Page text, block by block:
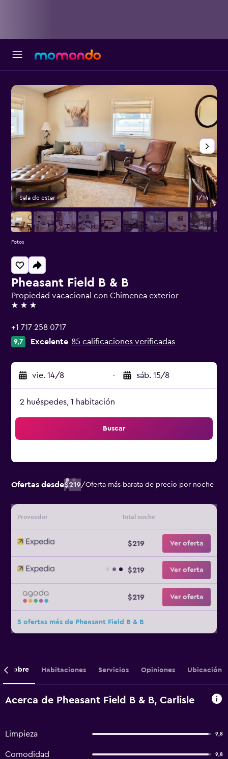
Pheasant Field B & B
Propiedad vacacional con Chimenea exterior
3 estrellas
+1 717 258 0717
9,7 Excelente 85 calificaciones verificadas
vie. 14/8 - sáb. 15/8
2 huéspedes, 1 habitación
Buscar
Ofertas desde$219/Oferta más barata de precio por noche
Proveedor Total noche
$219 Ver oferta
$219 Ver oferta
$219 Ver oferta
5 ofertas más de Pheasant Field B & B
Sala de estar 1/14
Fotos
Sobre Habitaciones Servicios Opiniones Ubicación
Acerca de Pheasant Field B & B, Carlisle
Limpieza 9,8
Comodidad 9,8